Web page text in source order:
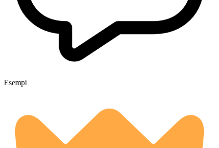
Esempi